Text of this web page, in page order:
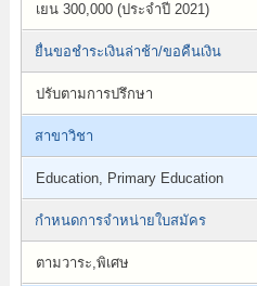
เยน 300,000 (ประจำปี 2021)
ยื่นขอชำระเงินล่าช้า/ขอคืนเงิน
ปรับตามการปรึกษา
สาขาวิชา
Education, Primary Education
กำหนดการจำหน่ายใบสมัคร
ตามวาระ,พิเศษ